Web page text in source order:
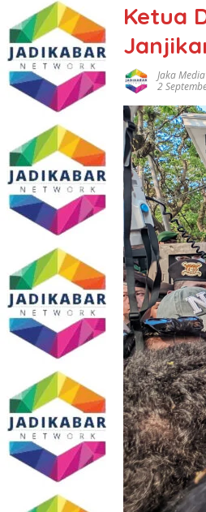
Ketua
Jaka Media
2